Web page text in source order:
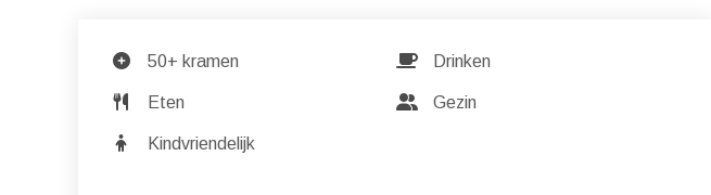
50+ kramen Drinken
Eten Gezin
Kindvriendelijk